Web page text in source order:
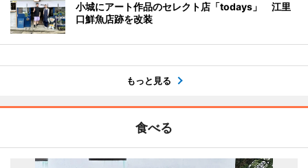
小城にアート作品のセレクト店「todays」 江里
口鮮魚店跡を改装
もっと見る
食べる